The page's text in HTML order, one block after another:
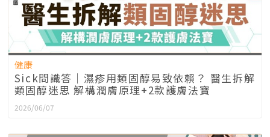
健康
Sick問識答｜濕疹用類固醇易致依賴？ 醫生拆解
類固醇迷思 解構潤膚原理+2款護膚法寶
2026/06/07